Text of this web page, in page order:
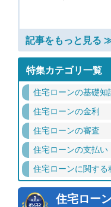
記事をもっと見る
特集カテゴリ一覧
住宅ローンの基礎知
住宅ローンの金利
住宅ローンの審査
住宅ローンの支払い
住宅ローンに関する
住宅ローン